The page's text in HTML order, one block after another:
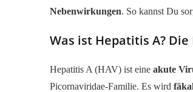
Nebenwirkungen. So kannst Du
Was ist Hepatitis A?
Hepatitis A (HAV) ist eine akute
Picornaviridae-Familie. Es wird